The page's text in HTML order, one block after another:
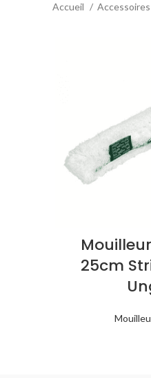
Accueil
25cm